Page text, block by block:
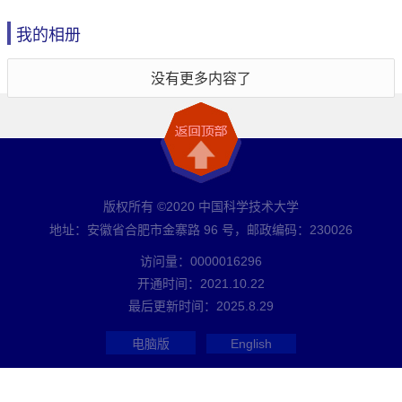
我的相册
没有更多内容了
版权所有 ©2020 中国科学技术大学
地址：安徽省合肥市金寨路 96 号，邮政编码：230026
访问量： 0000016296
开通时间： 2021 10 22
最后更新时间： 2025 8 29
电脑版 English